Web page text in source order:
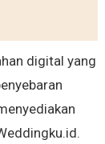
digital yang